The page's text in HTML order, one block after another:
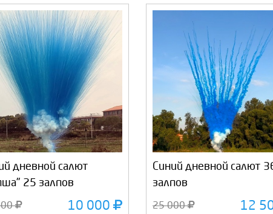
дневной салют
25 залпов
10 000
Синий дневной салют
залпов
25 000 12